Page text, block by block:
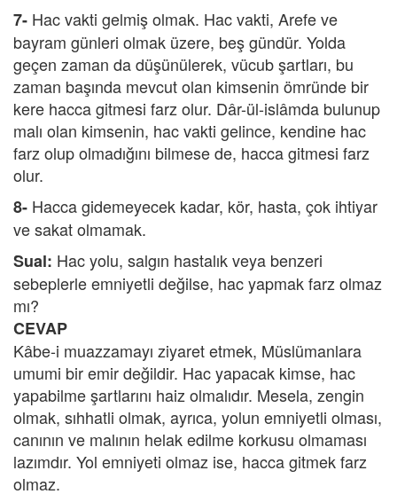
7- Hac vakti gelmiş olmak. Hac vakti, Arefe ve
bayram günleri olmak üzere, beş gündür. Yolda
geçen zaman da düşünülerek, vücub şartları, bu
zaman başında mevcut olan kimsenin ömründe bir
kere hacca gitmesi farz olur. Dâr-ül-islâmda bulunup
malı olan kimsenin, hac vakti gelince, kendine hac
farz olup olmadığını bilmese de, hacca gitmesi farz
olur.
8- Hacca gidemeyecek kadar, kör, hasta, çok ihtiyar
ve sakat olmamak.
Sual: Hac yolu, salgın hastalık veya benzeri
sebeplerle emniyetli değilse, hac yapmak farz olmaz
mı?
CEVAP
Kâbe-i muazzamayı ziyaret etmek, Müslümanlara
umumi bir emir değildir. Hac yapacak kimse, hac
yapabilme şartlarını haiz olmalıdır. Mesela, zengin
olmak, sıhhatli olmak, ayrıca, yolun emniyetli olması,
canının ve malının helak edilme korkusu olmaması
lazımdır. Yol emniyeti olmaz ise, hacca gitmek farz
olmaz.